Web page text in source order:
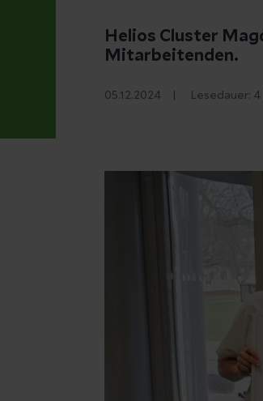
Helios Cluster
Mitarbeitenden.
05.12.2024 Lesedauer: 4